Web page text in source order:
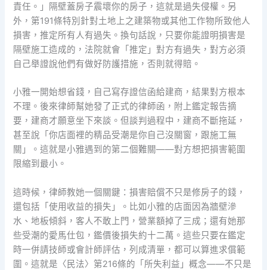
責任。」隔壁蓋房子震壞你的房子，這就是過失侵權。另
外，第191條特別針對土地上之建築物或其他工作物所致他人
損害，推定所有人有過失。換句話說，只要你能證明損害是
隔壁施工造成的，法院就會「推定」對方有過失，對方必須
自己舉證說他們有做好防護措施，否則就得賠。
小雅一開始想省錢，自己寫存證信函給建商，結果對方根本
不理。後來律師幫她發了正式的律師函，附上鑑定報告摘
要，建商才願意坐下來談。但談判過程中，建商不斷拖延，
甚至說「你店面裡的精品受潮是你自己沒關窗，跟施工無
關」。這就是小雅遇到的第二個難關——對方想把損害範圍
限縮到最小。
這時候，律師教她一個關鍵：損害賠償不只是修房子的錢，
還包括「使用收益的損失」。比如小雅的店面因為牆壁滲
水、地板傾斜，客人不敢上門，營業額掉了三成；還有她那
些受潮的愛馬仕包，鑑價後損失約十二萬。這些只要在鑑定
時一併請技師或會計師評估，列成清單，都可以算進求償範
圍。這就是〈民法〉第216條的「所失利益」概念——不只是